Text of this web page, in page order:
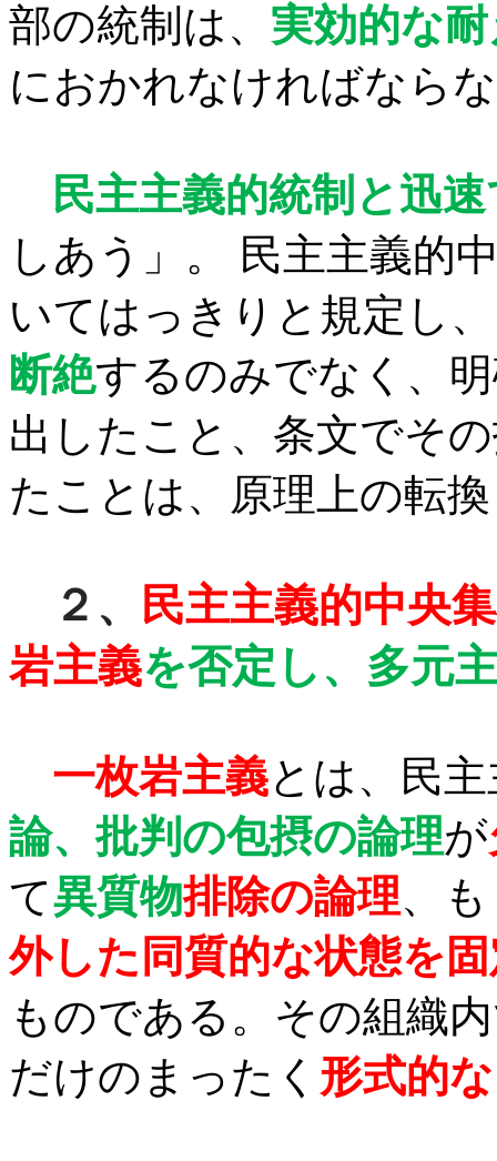
部の統制は、 実効的な
におかれなければなら
民主主義的統制 と迅
しあう」。 民主主義的
いてはっきりと規定し
断絶するのみでなく、
出したこと、条文でそ
たことは、原理上の転
２、 民主主義的中央
岩主義を否定し、多元
一枚岩主義とは、民
論、批判の包摂の論理が
て異質物排除の論理、
外した同質的な状態を
ものである。その組織
だけのまったく 形式的